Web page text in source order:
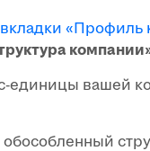
«Профиль
единицы вашей